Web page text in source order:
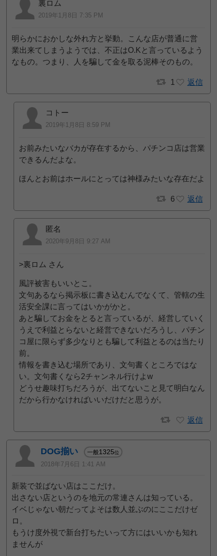
裏ロム
2019年1月8日 7:35 PM
明らかにおかしな外れ方と挙動。こんな店が普通に営
業出来てしまうようでは、不正はO.Kと言っているよう
なもの。つまり、人を騙して金を取る泥棒そのもの。
1 返信
コトー
2019年1月8日 8:59 PM
お前みたいなバカが存在するから、パチンコ店は営業
できるんだよな。
ほんとお前はホールにとっては神様みたいな存在だよ
6 返信
匿名
2020年9月8日 9:27 AM
>裏ロム さん
風評被害もいいとこ。
文句あるなら掲示板に書き込むんでなくて、管轄の生
活安全課に言ってはいかがかと。
あと騙してお金をとると言っているが、経営していく
うえで利益とらないと経営できないだろうし、パチン
コ屋に限らず多少なりとも騙して利益とるのは当たり
前。
情報を書き込む場所であり、文句書くところではな
い。文句書くなら2チャンネル行けよw
どうせ趣味打ちだろうが、出てないこと見て明白なん
だから行かなければいいだけだと思うが。
返信
DOG揃い 一般1325位
2018年7月6日 1:41 AM
新装で並ばない店はここだけ。
出さない店というのを地元の常連さんは知っている。
イベじゃない朝だってよそは数人並ぶのにここだけゼ
ロ。
もうけ度外視で新台打ちたいって方にはいいかも知れ
ませんが